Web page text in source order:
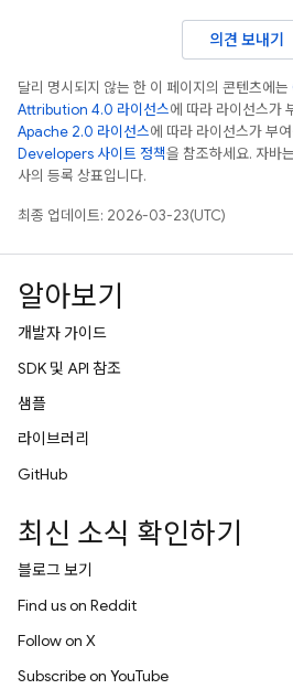
의견 보내기
달리 명시되지 않는 한 이 페이지의 콘텐츠에는
Attribution 4.0 라이선스에 따라 라이선스가
Apache 2.0 라이선스에 따라 라이선스가 부
Developers 사이트 정책을 참조하세요. 자
사의 등록 상표입니다.
최종 업데이트: 2026-03-23(UTC)
알아보기
개발자 가이드
SDK 및 API 참조
샘플
라이브러리
GitHub
최신 소식 확인하기
블로그 보기
Find us on Reddit
Follow on X
Subscribe on YouTube